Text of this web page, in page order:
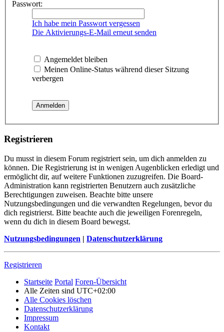
Passwort:
Ich habe mein Passwort vergessen
Die Aktivierungs-E-Mail erneut senden
Angemeldet bleiben
Meinen Online-Status während dieser Sitzung
verbergen
Registrieren
Du musst in diesem Forum registriert sein, um dich anmelden zu
können. Die Registrierung ist in wenigen Augenblicken erledigt und
ermöglicht dir, auf weitere Funktionen zuzugreifen. Die Board-
Administration kann registrierten Benutzern auch zusätzliche
Berechtigungen zuweisen. Beachte bitte unsere
Nutzungsbedingungen und die verwandten Regelungen, bevor du
dich registrierst. Bitte beachte auch die jeweiligen Forenregeln,
wenn du dich in diesem Board bewegst.
Nutzungsbedingungen | Datenschutzerklärung
Registrieren
Startseite Portal Foren-Übersicht
Alle Zeiten sind UTC+02:00
Alle Cookies löschen
Datenschutzerklärung
Impressum
Kontakt